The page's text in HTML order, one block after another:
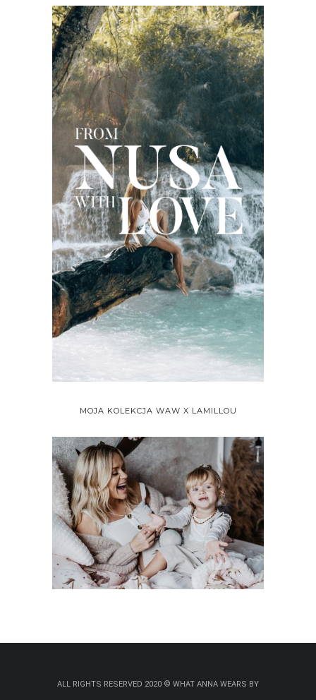
MOJA KOLEKCJA WAW X LAMILLOU
ALL RIGHTS RESERVED 2020 © WHAT ANNA WEARS BY